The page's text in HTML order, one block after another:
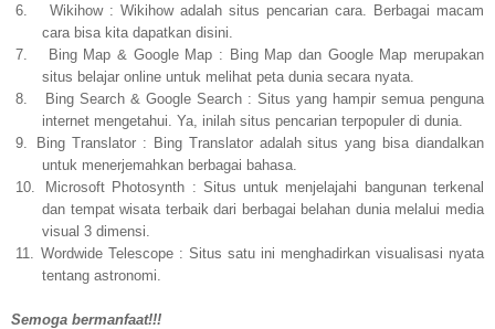
6.
Wikihow : Wikihow adalah situs pencarian cara. Berbagai macam
cara bisa kita dapatkan disini.
7.
Bing Map & Google Map : Bing Map dan Google Map merupakan
situs belajar online untuk melihat peta dunia secara nyata.
8.
Bing Search & Google Search : Situs yang hampir semua penguna
internet mengetahui. Ya, inilah situs pencarian terpopuler di dunia.
9.
Bing Translator : Bing Translator adalah situs yang bisa diandalkan
untuk menerjemahkan berbagai bahasa.
10.
Microsoft Photosynth : Situs untuk menjelajahi bangunan terkenal
dan tempat wisata terbaik dari berbagai belahan dunia melalui media
visual 3 dimensi.
11.
Wordwide Telescope : Situs satu ini menghadirkan visualisasi nyata
tentang astronomi.
Semoga bermanfaat!!!